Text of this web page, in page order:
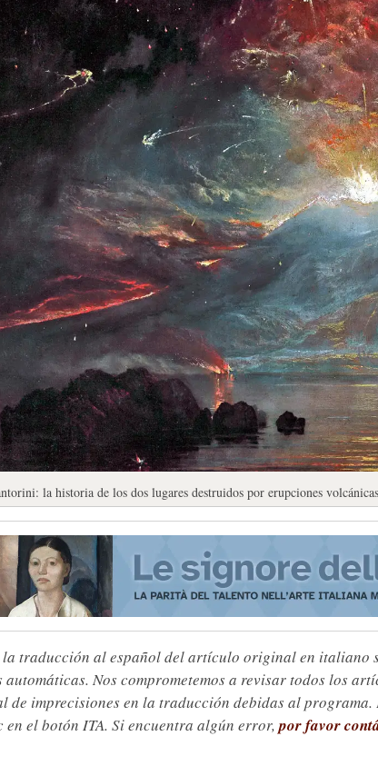
la historia de los dos lugares destruidos por erupciones
traducción al español del artículo original en italiano
Nos comprometemos a revisar todos los
de imprecisiones en la traducción debidas al
en el botón ITA. Si encuentra algún error,por favor